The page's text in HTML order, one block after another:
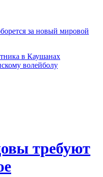
за новый мировой
в Каушанах
волейболу
требуют